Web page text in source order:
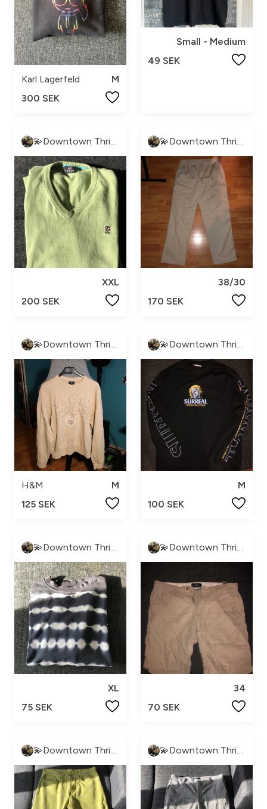
Karl Lagerfeld
M
300 SEK
Small - Medium
49 SEK
💫Downtown Thrift💫
XXL
200 SEK
💫Downtown Thrift💫
38/30
170 SEK
💫Downtown Thrift💫
H&M
M
125 SEK
💫Downtown Thrift💫
M
100 SEK
💫Downtown Thrift💫
XL
75 SEK
💫Downtown Thrift💫
34
70 SEK
💫Downtown Thrift💫 💫Downtown Thrift💫